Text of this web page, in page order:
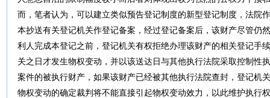
而，笔者认为，可以建立类似预告登记制度的新型登记制度，法院
本抄送有关登记机关作登记备案，经过登记备案后，该财产尽管仍
利人完成本登记之前，登记机关有权拒绝办理该财产的相关登记手
关之日才发生物权变动，并以该送达日与其他执行法院采取控制性
案件的被执行财产，如果该财产已经被其他执行法院查封，登记机
物权变动的确定裁判将不能直接引起物权变动效力，以此维护执行